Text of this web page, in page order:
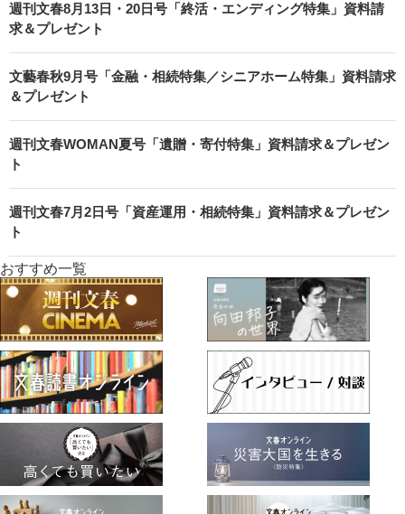
週刊文春8月13日・20日号「終活・エンディング特集」資料請
求＆プレゼント
文藝春秋9月号「金融・相続特集／シニアホーム特集」資料請求
＆プレゼント
週刊文春WOMAN夏号「遺贈・寄付特集」資料請求＆プレゼン
ト
週刊文春7月2日号「資産運用・相続特集」資料請求＆プレゼン
ト
おすすめ一覧